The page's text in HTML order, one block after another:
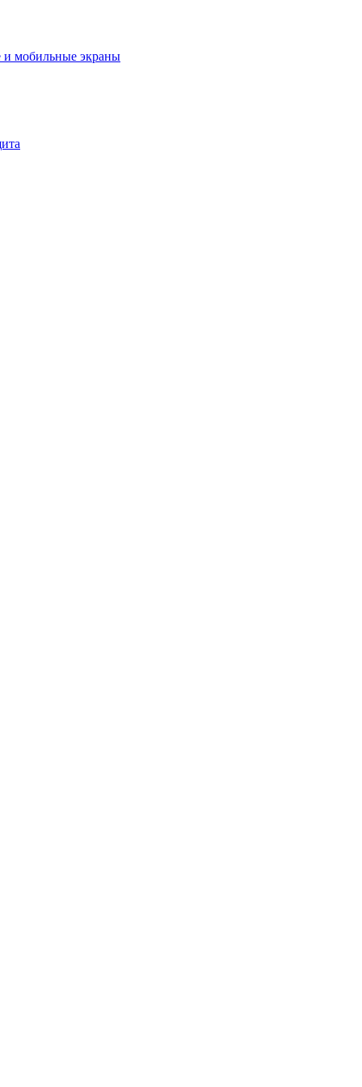
мобильные экраны